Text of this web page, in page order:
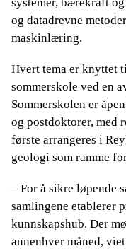
og datadrevne
maskinlæring.
Hvert tema er knyttet
sommerskole ved en
Sommerskolen er
og postdoktorer, med
første arrangeres i
geologi som ramme
– For å sikre løpende
samlingene etablerer
kunnskapshub. Der
annenhver måned,